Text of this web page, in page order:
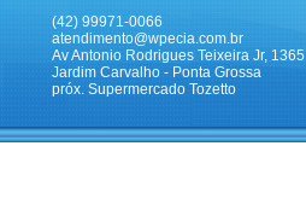
(42) 99971-0066
atendimento@wpecia.com.br
Av Antonio Rodrigues Teixeira Jr, 1365
Jardim Carvalho - Ponta Grossa
próx. Supermercado Tozetto